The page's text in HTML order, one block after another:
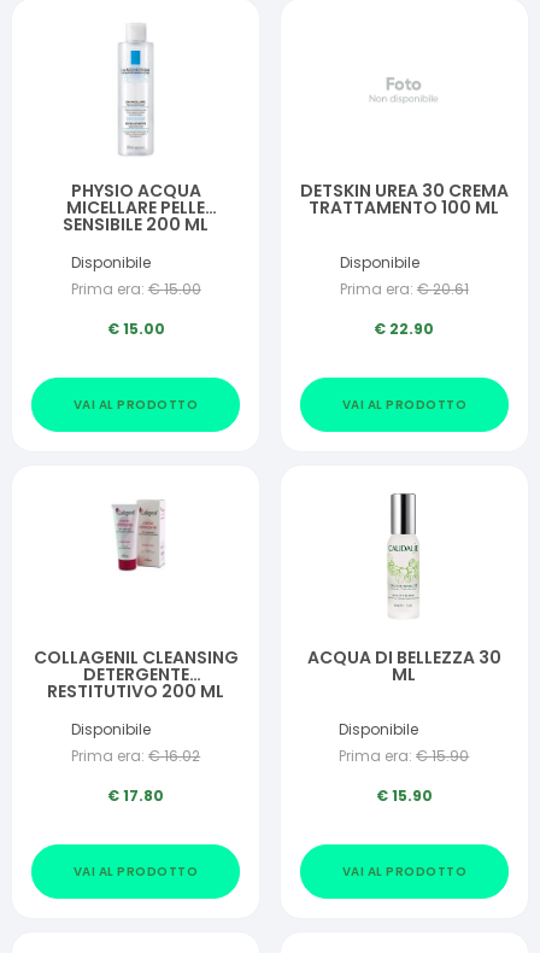
PHYSIO ACQUA
MICELLARE PELLE
SENSIBILE 200 ML
Disponibile
Prima era: €15.00
€15.00
VAI AL PRODOTTO
DETSKIN UREA 30 CREMA
TRATTAMENTO 100 ML
Disponibile
Prima era: €20.61
€ 22.90
VAI AL PRODOTTO
COLLAGENIL CLEANSING
DETERGENTE
RESTITUTIVO 200 ML
Disponibile
Prima era: €16.02
€17.80
VAI AL PRODOTTO
ACQUA DI BELLEZZA 30
ML
Disponibile
Prima era: €15.90
€15.90
VAI AL PRODOTTO